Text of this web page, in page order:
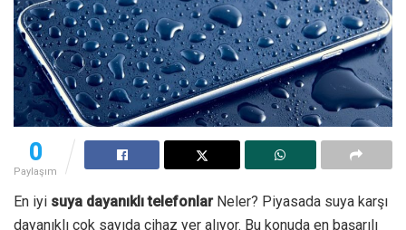
0
Paylaşım
En iyi suya dayanıklı telefonlarNeler? Piyasada suya karşı
dayanıklı çok sayıda cihaz yer alıyor. Bu konuda en başarılı